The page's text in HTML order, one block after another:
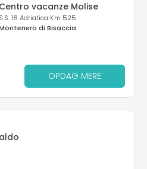
Centro vacanze Molise
S.S. 16 Adriatica Km 525
di Bisaccia
OPDAG MERE